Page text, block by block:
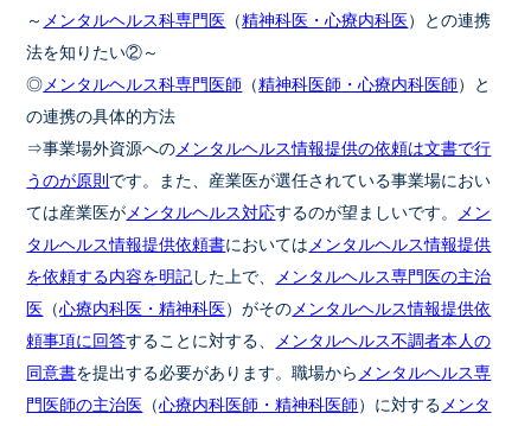
～ メンタルヘルス科専門医 （精神科医・心療内科医）との連携
法を知りたい②～
◎メンタルヘルス科専門医師 （精神科医師・心療内科医師）と
の連携の具体的方法
⇒事業場外資源へのメンタルヘルス情報提供の依頼は文書で行
うのが原則 です。また、産業医が選任されている事業場におい
ては産業医がメンタルヘルス対応するのが望ましいです。
メン
タルヘルス情報提供依頼書においてはメンタルヘルス情報提供
を依頼する内容を明記した上で、
メンタルヘルス専門医の主治
医 （心療内科医・精神科医）がそのメンタルヘルス情報提供依
頼事項に回答することに対する、
メンタルヘルス不調者本人の
同意書を提出する必要があります。職場から メンタルヘルス専
門医師の主治医 （心療内科医師・精神科医師）に対するメンタ